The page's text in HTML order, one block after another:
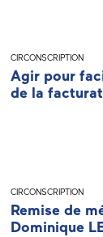
CIRCONSCRIPTION
Agir pour
de la
CIRCONSCRIPTION
Remise de
Dominique